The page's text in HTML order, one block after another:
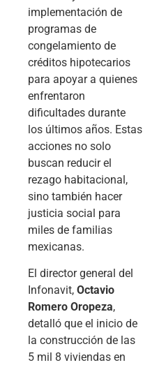
implementación de
programas de
congelamiento de
créditos hipotecarios
para apoyar a quienes
enfrentaron
dificultades durante
los últimos años. Estas
acciones no solo
buscan reducir el
rezago habitacional,
sino también hacer
justicia social para
miles de familias
mexicanas.
El director general del
Infonavit, Octavio
Romero Oropeza,
detalló que el inicio de
la construcción de las
5 mil 8 viviendas en